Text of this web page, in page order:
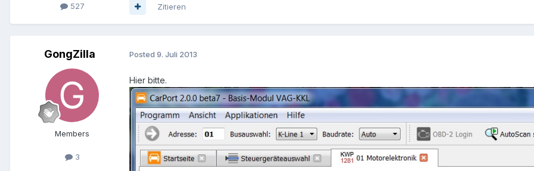
527 Zitieren
GongZilla
Members
3
Posted 9. Juli 2013
Hier bitte.